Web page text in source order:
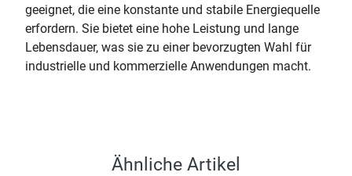
geeignet, die eine konstante und stabile Energiequelle
erfordern. Sie bietet eine hohe Leistung und lange
Lebensdauer, was sie zu einer bevorzugten Wahl für
industrielle und kommerzielle Anwendungen macht.
Ähnliche Artikel